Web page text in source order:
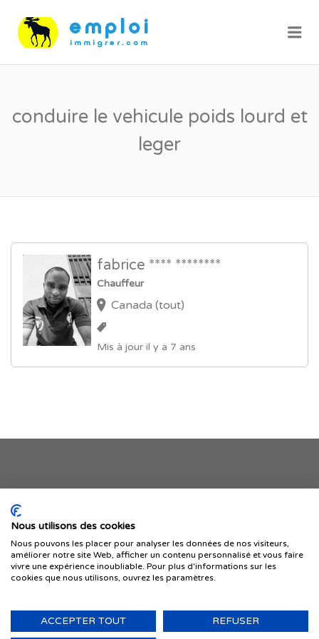
conduire le vehicule poids lourd et
leger
fabrice **** ********
Chauffeur
Canada (tout)
Mis à jour il y a 7 ans
Je publie mon offre
© 1999-2026 IMMIGRER.COM INC. — TOUS DROITS RÉSERVÉS
Nous utilisons des cookies
Nous pouvons les placer pour analyser les données de nos visiteurs,
améliorer notre site Web, afficher un contenu personnalisé et vous faire
vivre une expérience inoubliable. Pour plus d'informations sur les
cookies que nous utilisons, ouvrez les paramètres.
ACCEPTER TOUT REFUSER